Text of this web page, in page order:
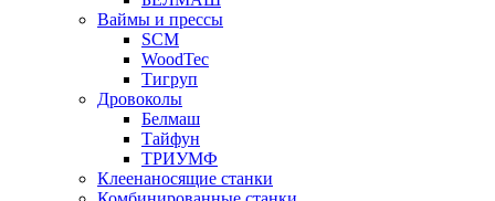
Ваймы и прессы
SCM
WoodTec
Тигруп
Дровоколы
Белмаш
Тайфун
ТРИУМФ
Клеенаносящие станки